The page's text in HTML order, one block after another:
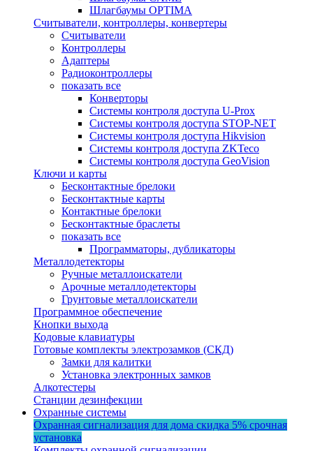
Шлагбаумы OPTIMA
Считыватели, контроллеры, конвертеры
Считыватели
Контроллеры
Адаптеры
Радиоконтроллеры
показать все
Конверторы
Системы контроля доступа U-Prox
Системы контроля доступа STOP-NET
Системы контроля доступа Hikvision
Системы контроля доступа ZKTeco
Системы контроля доступа GeoVision
Ключи и карты
Бесконтактные брелоки
Бесконтактные карты
Контактные брелоки
Бесконтактные браслеты
показать все
Программаторы, дубликаторы
Металлодетекторы
Ручные металлоискатели
Арочные металлодетекторы
Грунтовые металлоискатели
Программное обеспечение
Кнопки выхода
Кодовые клавиатуры
Готовые комплекты электрозамков (СКД)
Замки для калитки
Установка электронных замков
Алкотестеры
Станции дезинфекции
Охранные системы
Охранная сигнализация для дома скидка 5% срочная
установка